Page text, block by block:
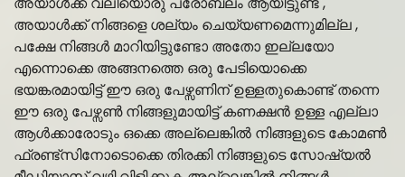
അയാൾക്ക് നിങ്ങളെ ശല്യം ചെയ്യണമെന്നുമില്ല ,
പക്ഷേ നിങ്ങൾ മാറിയിട്ടുണ്ടോ അതോ ഇല്ലയോ
എന്നൊക്കെ അങ്ങനത്തെ ഒരു പേടിയൊക്കെ
ഭയങ്കരമായിട്ട് ഈ ഒരു പേഴ്സണിന് ഉള്ളതുകൊണ്ട് തന്നെ
ഈ ഒരു പേഴ്സൺ നിങ്ങളുമായിട്ട് കണക്ഷൻ ഉള്ള എല്ലാ
ആൾക്കാരോടും ഒക്കെ അല്ലെങ്കിൽ നിങ്ങളുടെ കോമൺ
ഫ്രണ്ട്സിനോടൊക്കെ തിരക്കി നിങ്ങളുടെ സോഷ്യൽ